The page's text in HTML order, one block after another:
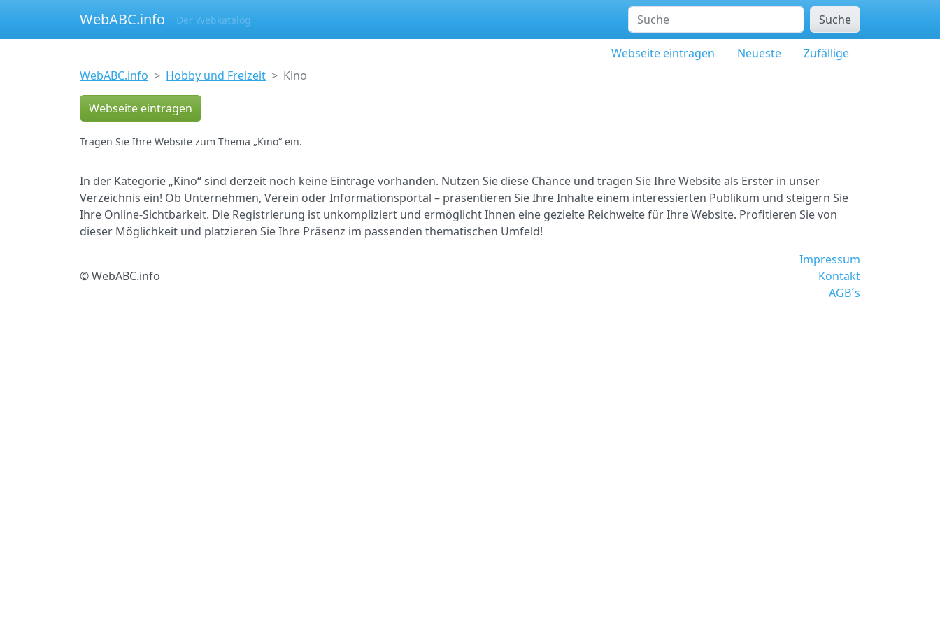
WebABC.info Der Webkatalog Suche
Webseite eintragen Neueste
Zufällige
WebABC.info
Hobby und Freizeit Kino
Webseite eintragen
Tragen Sie Ihre Website zum Thema „Kino“ ein.
In der Kategorie „Kino“ sind derzeit noch keine Einträge vorhanden. Nutzen Sie diese Chance und tragen Sie Ihre Website als Erster in unser
Verzeichnis ein! Ob Unternehmen, Verein oder Informationsportal – präsentieren Sie Ihre Inhalte einem interessierten Publikum und steigern Sie
Ihre Online-Sichtbarkeit. Die Registrierung ist unkompliziert und ermöglicht Ihnen eine gezielte Reichweite für Ihre Website. Profitieren Sie von
dieser Möglichkeit und platzieren Sie Ihre Präsenz im passenden thematischen Umfeld!
© WebABC.info
Impressum
Kontakt
AGB´s